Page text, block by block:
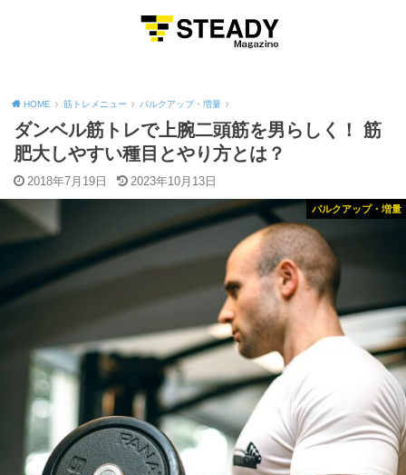
HOME 筋トレメニュー バルクアップ・増量
ダンベル筋トレで上腕二頭筋を男らしく！ 筋
肥大しやすい種目とやり方とは？
2018年7月19日 2023年10月13日
バルクアップ・増量